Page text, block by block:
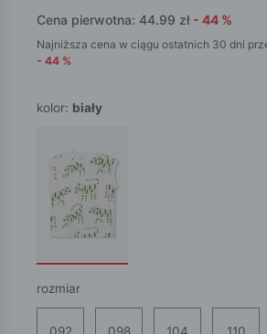
Cena pierwotna: 44.99 zł - 44 %
Najniższa cena w ciągu ostatnich 30 dni
- 44 %
kolor: biały
rozmiar